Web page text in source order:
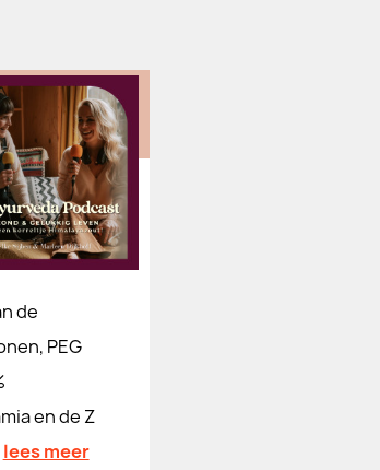
de
PEG
en de Z
lees meer